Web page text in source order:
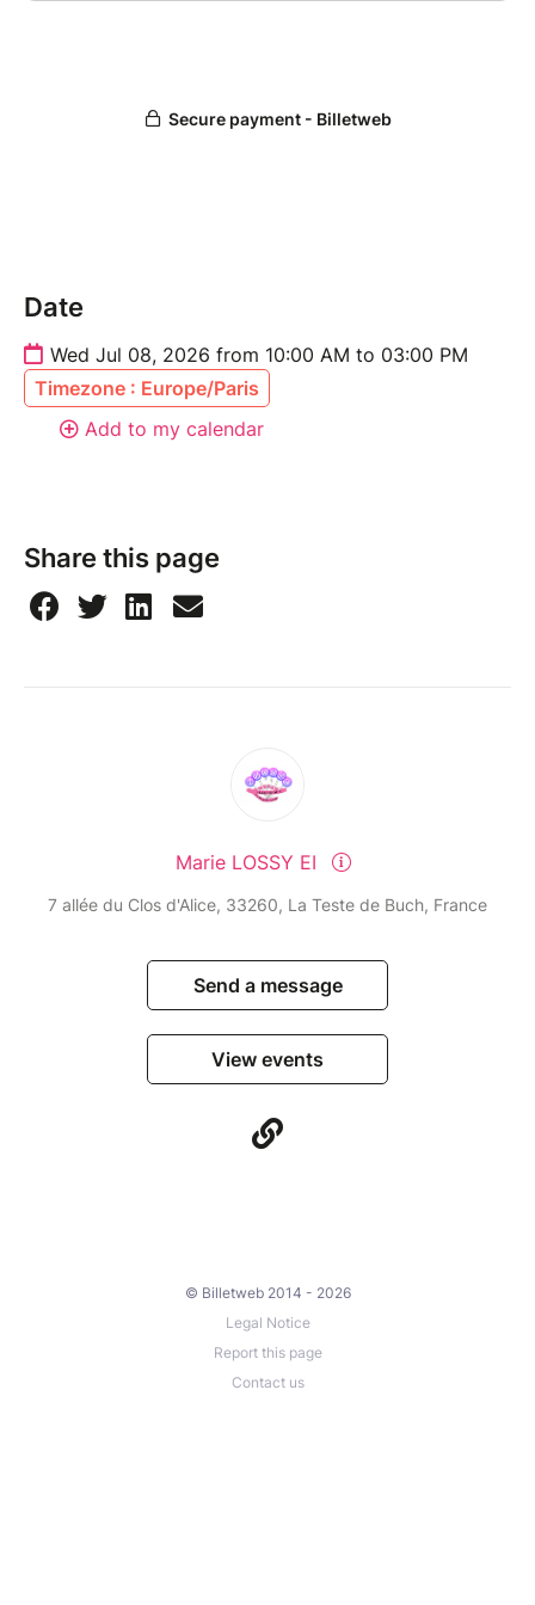
Date
Wed Jul 08, 2026 from 10:00 AM to 03:00 PM
Timezone : Europe/Paris
Add to my calendar
Share this page
Marie LOSSY EI
7 allée du Clos d'Alice, 33260, La Teste de Buch, France
Send a message
View events
© Billetweb 2014 - 2026
Legal Notice
Report this page
Contact us